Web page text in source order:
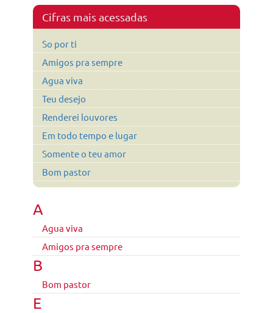
Cifras mais acessadas
So por ti
Amigos pra sempre
Agua viva
Teu desejo
Renderei louvores
Em todo tempo e lugar
Somente o teu amor
Bom pastor
A
Agua viva
Amigos pra sempre
B
Bom pastor
E